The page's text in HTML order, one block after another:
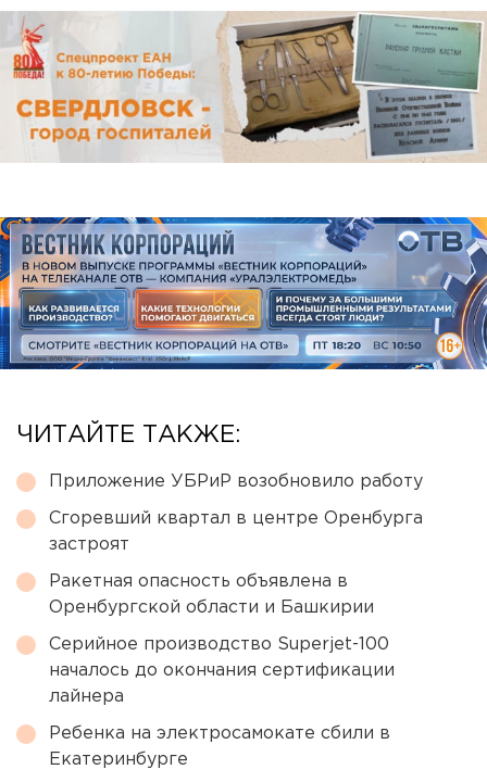
ЧИТАЙТЕ ТАКЖЕ:
Приложение УБРиР возобновило работу
Сгоревший квартал в центре Оренбурга
застроят
Ракетная опасность объявлена в
Оренбургской области и Башкирии
Серийное производство Superjet-100
началось до окончания сертификации
лайнера
Ребенка на электросамокате сбили в
Екатеринбурге